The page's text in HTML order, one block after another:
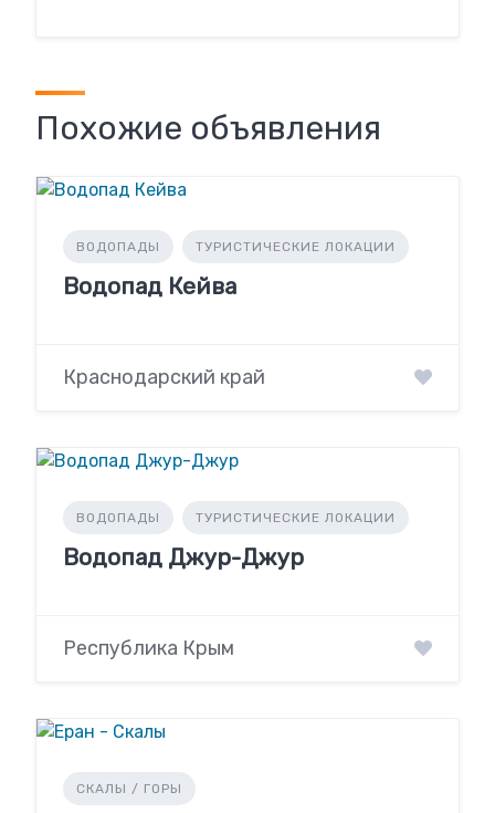
Похожие объявления
ВОДОПАДЫ ТУРИСТИЧЕСКИЕ ЛОКАЦИИ
Водопад Кейва
Краснодарский край
ВОДОПАДЫ ТУРИСТИЧЕСКИЕ ЛОКАЦИИ
Водопад Джур-Джур
Республика Крым
СКАЛЫ / ГОРЫ